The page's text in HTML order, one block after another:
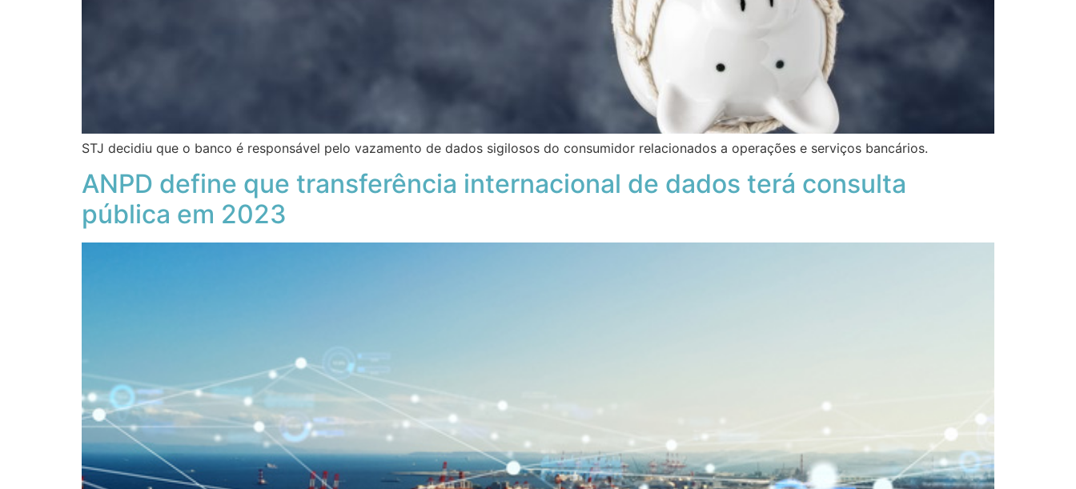
STJ decidiu que o banco é responsável pelo vazamento de dados sigilosos do consumidor relacionados a operações e serviços bancários.
ANPD define que transferência internacional de dados terá consulta
pública em 2023